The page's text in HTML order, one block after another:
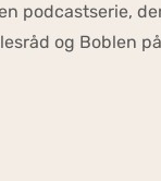
podcastserie,
og Boblen